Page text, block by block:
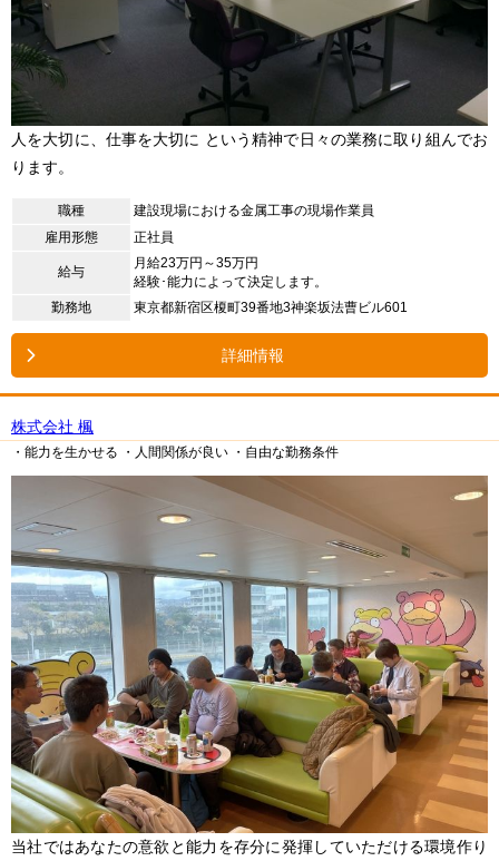
人を大切に、仕事を大切に という精神で日々の業務に取り組んでお
ります。
職種
建設現場における金属工事の現場作業員
雇用形態
正社員
給与
月給23万円～35万円
経験･能力によって決定します。
勤務地
東京都新宿区榎町39番地3神楽坂法曹ビル601
詳細情報
株式会社 楓
・能力を生かせる ・人間関係が良い ・自由な勤務条件
当社ではあなたの意欲と能力を存分に発揮していただける環境作り